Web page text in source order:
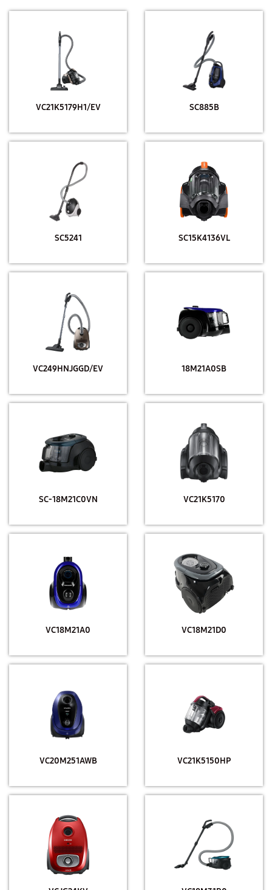
VC21K5179H1/EV SC885B
SC5241 SC15K4136VL
VC249HNJGGD/EV 18M21A0SB
SC-18M21C0VN VC21K5170
VC18M21A0 VC18M21D0
VC20M251AWB VC21K5150HP